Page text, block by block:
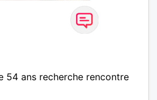
54 ans recherche rencontre